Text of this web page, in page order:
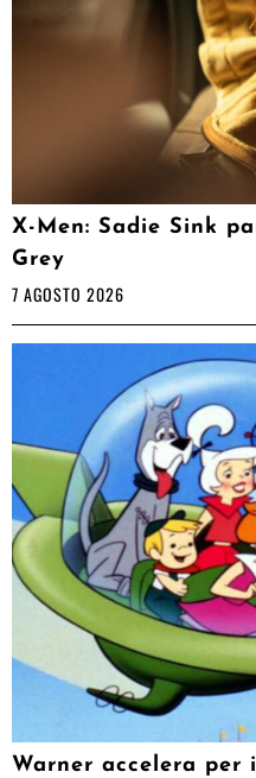
X-Men: Sadie Sink
Grey
7 AGOSTO 2026
Warner accelera